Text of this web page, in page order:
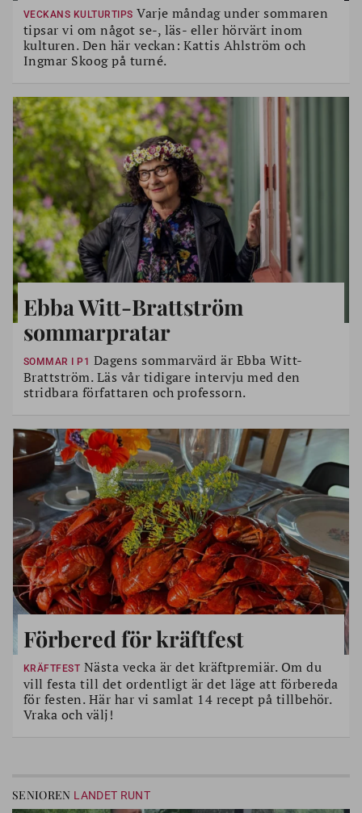
VECKANS KULTURTIPS Varje måndag under sommaren
tipsar vi om något se-, läs- eller hörvärt inom
kulturen. Den här veckan: Kattis Ahlström och
Ingmar Skoog på turné.
Ebba Witt-Brattström
sommarpratar
SOMMAR I P1 Dagens sommarvärd är Ebba Witt-
Brattström. Läs vår tidigare intervju med den
stridbara författaren och professorn.
Förbered för kräftfest
KRÄFTFEST Nästa vecka är det kräftpremiär. Om du
vill festa till det ordentligt är det läge att förbereda
för festen. Här har vi samlat 14 recept på tillbehör.
Vraka och välj!
SENIOREN LANDET RUNT